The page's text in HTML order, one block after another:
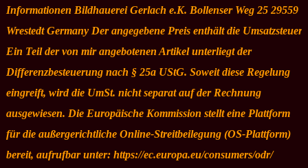
Informationen Bildhauerei Gerlach e.K. Bollenser Weg 25 29559
Wrestedt Germany Der angegebene Preis enthält die Umsatzsteuer.
Ein Teil der von mir angebotenen Artikel unterliegt der
Differenzbesteuerung nach § 25a UStG. Soweit diese Regelung
eingreift, wird die UmSt. nicht separat auf der Rechnung
ausgewiesen. Die Europäische Kommission stellt eine Plattform
für die außergerichtliche Online-Streitbeilegung (OS-Plattform)
bereit, aufrufbar unter: https://ec.europa.eu/consumers/odr/